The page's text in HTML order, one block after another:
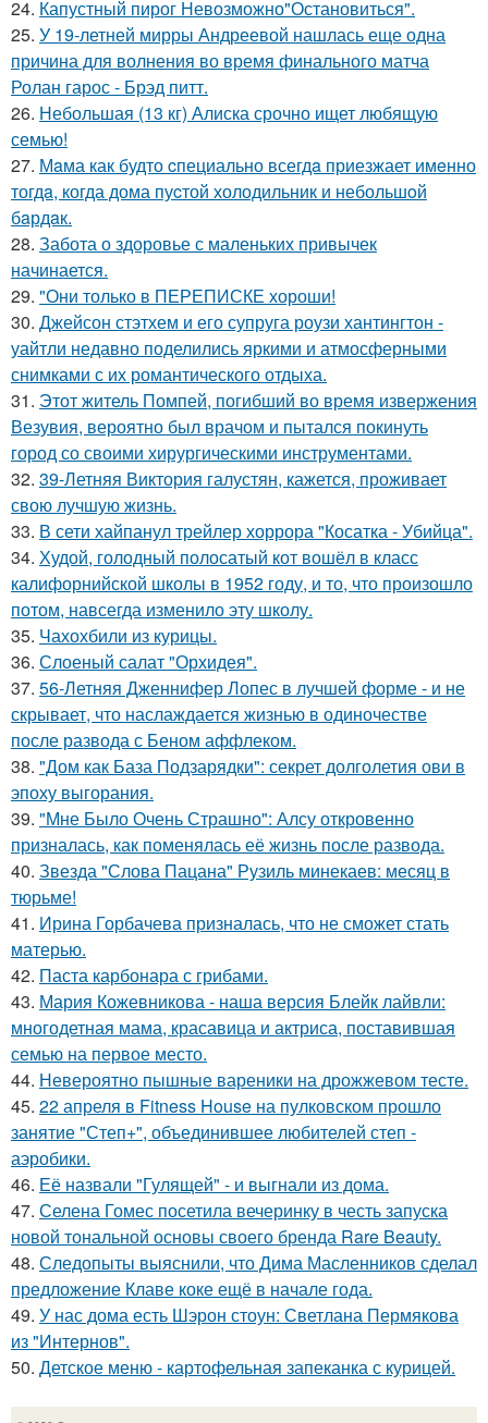
24. Капустный пирог Невозможно"Остановиться".
25. У 19-летней мирры Андреевой нашлась еще одна
причина для волнения во время финального матча
Ролан гарос - Брэд питт.
26. Небольшая (13 кг) Алиска срочно ищет любящую
семью!
27. Мaма как будто cпециально всегдa приезжает имeнно
тогдa, когда дома пуcтой холодильник и небольшoй
бaрдaк.
28. Забота о здоровье с маленьких привычек
начинается.
29. "Они только в ПЕРЕПИСКЕ хороши!
30. Джейсон стэтхем и его супруга роузи хантингтон -
уайтли недавно поделились яркими и атмосферными
снимками с их романтического отдыха.
31. Этот житель Помпей, погибший во время извержения
Везувия, вероятно был врачом и пытался покинуть
город со своими хирургическими инструментами.
32. 39-Летняя Виктория галустян, кажется, проживает
свою лучшую жизнь.
33. В сети хайпанул трейлер хоррора "Косатка - Убийца".
34. Худой, голодный полосатый кот вошёл в класс
калифорнийской школы в 1952 году, и то, что произошло
потом, навсегда изменило эту школу.
35. Чахохбили из курицы.
36. Слоеный салат "Орхидея".
37. 56-Летняя Дженнифер Лопес в лучшей форме - и не
скрывает, что наслаждается жизнью в одиночестве
после развода с Беном аффлеком.
38. "Дом как База Подзарядки": секрет долголетия ови в
эпоху выгорания.
39. "Мне Было Очень Страшно": Алсу откровенно
призналась, как поменялась её жизнь после развода.
40. Звезда "Слова Пацана" Рузиль минекаев: месяц в
тюрьме!
41. Ирина Горбачева призналась, что не сможет стать
матерью.
42. Паста карбонара с грибами.
43. Мария Кожевникова - наша версия Блейк лайвли:
многодетная мама, красавица и актриса, поставившая
семью на первое место.
44. Невероятно пышные вареники на дрожжевом тесте.
45. 22 апреля в Fitness House на пулковском прошло
занятие "Степ+", объединившее любителей степ -
аэробики.
46. Её назвали "Гулящей" - и выгнали из дома.
47. Селена Гомес посетила вечеринку в честь запуска
новой тональной основы своего бренда Rare Beauty.
48. Следопыты выяснили, что Дима Масленников сделал
предложение Клаве коке ещё в начале года.
49. У нас дома есть Шэрон стоун: Светлана Пермякова
из "Интернов".
50. Детское меню - картофельная запеканка с курицей.